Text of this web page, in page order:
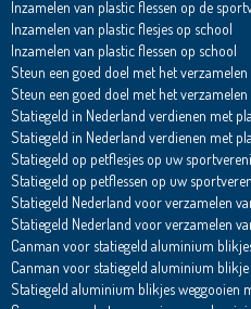
Inzamelen van plastic flessen op de
Inzamelen van plastic flesjes op school
Inzamelen van plastic flessen op school
Steun een goed doel met het verzamelen
Steun een goed doel met het verzamelen
Statiegeld in Nederland verdienen met
Statiegeld in Nederland verdienen met
Statiegeld op petflesjes op uw
Statiegeld op petflessen op uw
Statiegeld Nederland voor verzamelen
Statiegeld Nederland voor verzamelen
Canman voor statiegeld aluminium
Canman voor statiegeld aluminium blikje
Statiegeld aluminium blikjes weggooien